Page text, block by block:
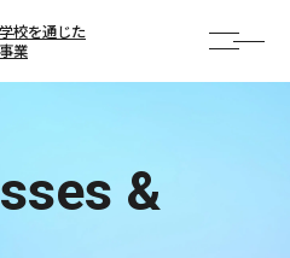
校を通じた
業